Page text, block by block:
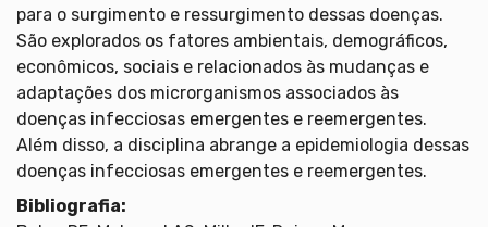
para o surgimento e ressurgimento dessas doenças.
São explorados os fatores ambientais, demográficos,
econômicos, sociais e relacionados às mudanças e
adaptações dos microrganismos associados às
doenças infecciosas emergentes e reemergentes.
Além disso, a disciplina abrange a epidemiologia dessas
doenças infecciosas emergentes e reemergentes.
Bibliografia: